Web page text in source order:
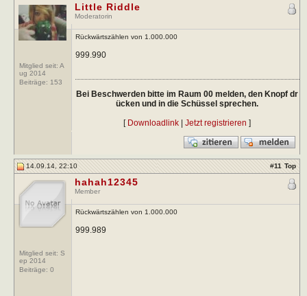
Mitglied seit: A
ug 2014
Beiträge: 153
Little Riddle
Moderatorin
Rückwärtszählen von 1.000.000
999.990
Bei Beschwerden bitte im Raum 00 melden, den Knopf dr
ücken und in die Schüssel sprechen.
[ Downloadlink |Jetzt registrieren ]
14.09.14, 22:10 #11 Top
Mitglied seit: S
ep 2014
Beiträge: 0
hahah12345
Member
Rückwärtszählen von 1.000.000
999.989